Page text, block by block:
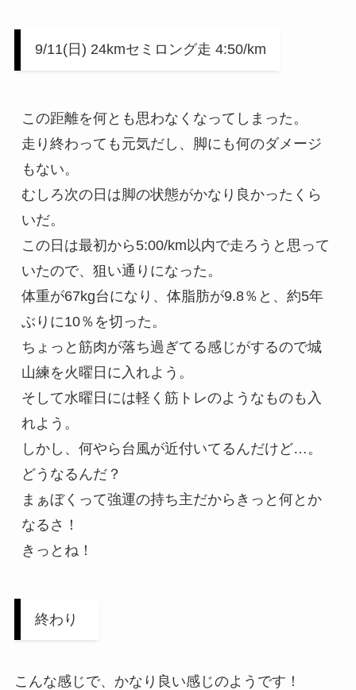
9/11(日) 24kmセミロング走 4:50/km
この距離を何とも思わなくなってしまった。
走り終わっても元気だし、脚にも何のダメージ
もない。
むしろ次の日は脚の状態がかなり良かったくら
いだ。
この日は最初から5:00/km以内で走ろうと思って
いたので、狙い通りになった。
体重が67kg台になり、体脂肪が9.8％と、約5年
ぶりに10％を切った。
ちょっと筋肉が落ち過ぎてる感じがするので城
山練を火曜日に入れよう。
そして水曜日には軽く筋トレのようなものも入
れよう。
しかし、何やら台風が近付いてるんだけど…。
どうなるんだ？
まぁぼくって強運の持ち主だからきっと何とか
なるさ！
終わり
こんな感じで、かなり良い感じのようです！